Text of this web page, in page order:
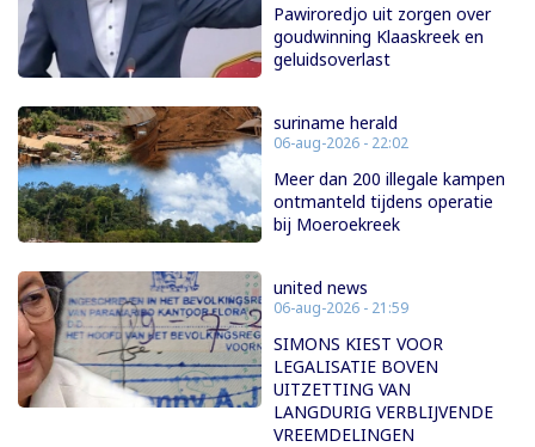
Pawiroredjo uit zorgen over
goudwinning Klaaskreek en
geluidsoverlast
suriname herald
06-aug-2026 - 22:02
Meer dan 200 illegale kampen
ontmanteld tijdens operatie
bij Moeroekreek
united news
06-aug-2026 - 21:59
SIMONS KIEST VOOR
LEGALISATIE BOVEN
UITZETTING VAN
LANGDURIG VERBLIJVENDE
VREEMDELINGEN